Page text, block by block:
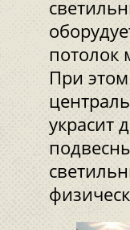
потолок
При
украсит